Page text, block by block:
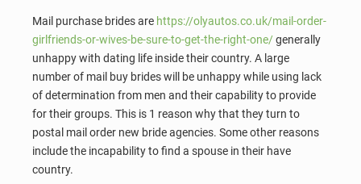
Mail purchase brides are https://olyautos.co.uk/mail-order-
girlfriends-or-wives-be-sure-to-get-the-right-one/generally
unhappy with dating life inside their country. A large
number of mail buy brides will be unhappy while using lack
of determination from men and their capability to provide
for their groups. This is 1 reason why that they turn to
postal mail order new bride agencies. Some other reasons
include the incapability to find a spouse in their have
country.